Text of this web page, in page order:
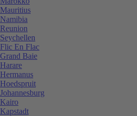
Mauritius
Namibia
Reunion
Seychellen
Flic En Flac
Grand Baie
Harare
Hermanus
Hoedspruit
Johannesburg
Kairo
Kapstadt